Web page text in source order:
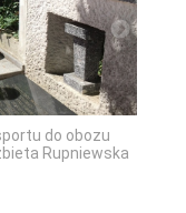
do obozu
Rupniewska